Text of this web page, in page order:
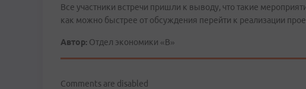
Все участники встречи пришли к выводу, что такие
как можно быстрее от обсуждения перейти к реализации
Автор: Отдел экономики «В»
Comments are disabled